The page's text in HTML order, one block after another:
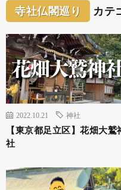
寺社仏閣巡り カテ
2022.10.21 神社
【東京都足立区】花畑大鷲
社